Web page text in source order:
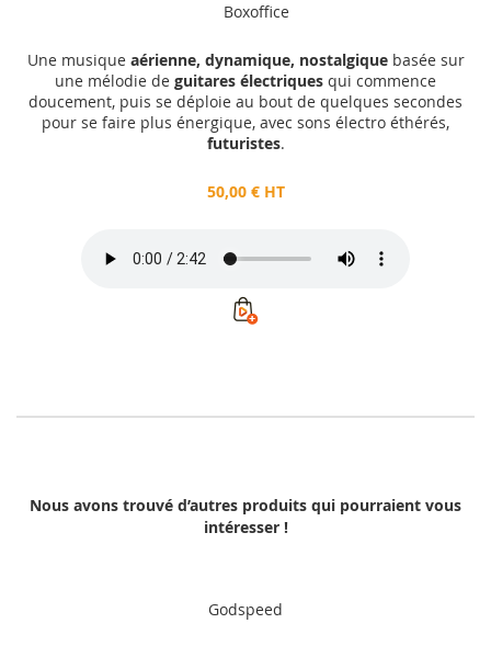
Boxoffice
Une musique aérienne, dynamique, nostalgiquebasée sur
une mélodie de guitares électriques qui commence
doucement, puis se déploie au bout de quelques secondes
pour se faire plus énergique, avec sons électro éthérés,
futuristes.
50,00 € HT
Nous avons trouvé d’autres produits qui pourraient vous
intéresser !
Godspeed